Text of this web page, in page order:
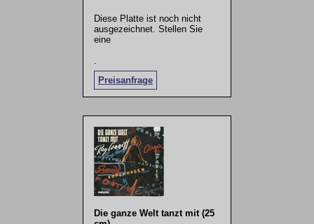
Diese Platte ist noch nicht
ausgezeichnet. Stellen Sie
eine
Preisanfrage
Die ganze Welt tanzt mit (25